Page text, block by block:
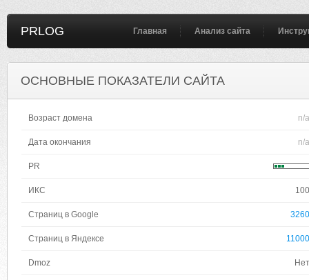
PRLOG Главная Анализ сайта
ОСНОВНЫЕ ПОКАЗАТЕЛИ САЙТА
Возраст домена n/a
Дата окончания n/a
PR
ИКС 100
Страниц в Google 3260
Страниц в Яндексе 11000
Dmoz Нет